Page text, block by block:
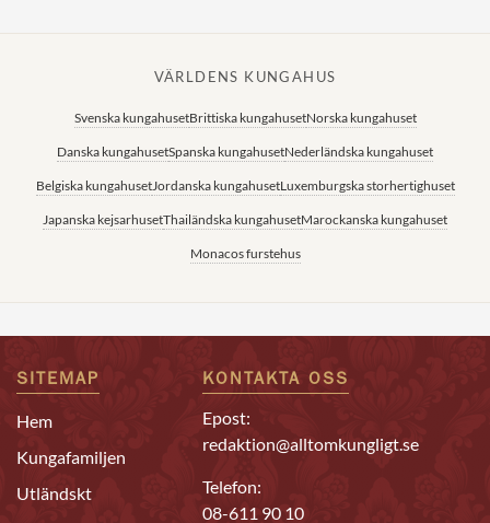
VÄRLDENS KUNGAHUS
Svenska kungahusetBrittiska kungahusetNorska kungahuset
Danska kungahusetSpanska kungahusetNederländska kungahuset
Belgiska kungahusetJordanska kungahusetLuxemburgska storhertighuset
Japanska kejsarhusetThailändska kungahusetMarockanska kungahuset
Monacos furstehus
SITEMAP
Hem
Kungafamiljen
Utländskt
KONTAKTA OSS
Epost:
redaktion@alltomkungligt.se
Telefon:
08-611 90 10